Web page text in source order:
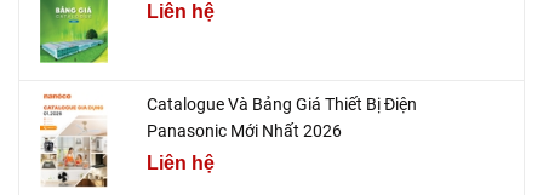
Liên hệ
Catalogue Và Bảng Giá Thiết Bị Điện
Panasonic Mới Nhất 2026
Liên hệ